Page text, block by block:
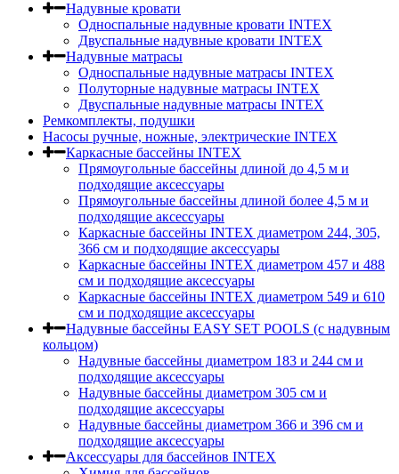
Надувные кровати
Односпальные надувные кровати INTEX
Двуспальные надувные кровати INTEX
Надувные матрасы
Односпальные надувные матрасы INTEX
Полуторные надувные матрасы INTEX
Двуспальные надувные матрасы INTEX
Ремкомплекты, подушки
Насосы ручные, ножные, электрические INTEX
Каркасные бассейны INTEX
Прямоугольные бассейны длиной до 4,5 м и
подходящие аксессуары
Прямоугольные бассейны длиной более 4,5 м и
подходящие аксессуары
Каркасные бассейны INTEX диаметром 244, 305,
366 см и подходящие аксессуары
Каркасные бассейны INTEX диаметром 457 и 488
cм и подходящие аксессуары
Каркасные бассейны INTEX диаметром 549 и 610
см и подходящие аксессуары
Надувные бассейны EASY SET POOLS (с надувным
кольцом)
Надувные бассейны диаметром 183 и 244 см и
подходящие аксессуары
Надувные бассейны диаметром 305 см и
подходящие аксессуары
Надувные бассейны диаметром 366 и 396 см и
подходящие аксессуары
Аксессуары для бассейнов INTEX